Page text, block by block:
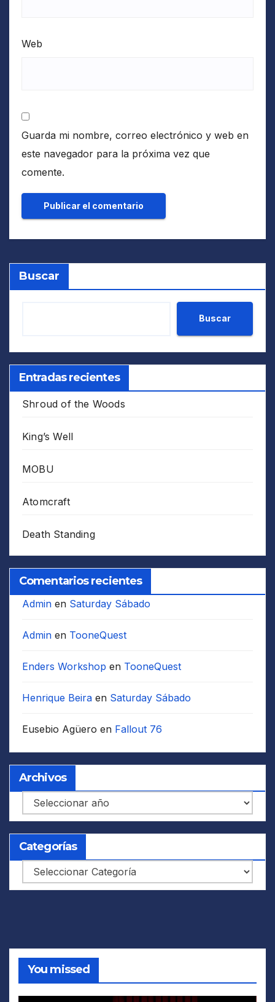
Web
Guarda mi nombre, correo electrónico y web en
este navegador para la próxima vez que
comente.
Buscar
Buscar
Entradas recientes
Shroud of the Woods
King’s Well
MOBU
Atomcraft
Death Standing
Comentarios recientes
Admin en Saturday Sábado
Admin en TooneQuest
Enders Workshop en TooneQuest
Henrique Beira en Saturday Sábado
Eusebio Agüero en Fallout 76
Archivos
Archivos
Categorías
Categorías
You missed